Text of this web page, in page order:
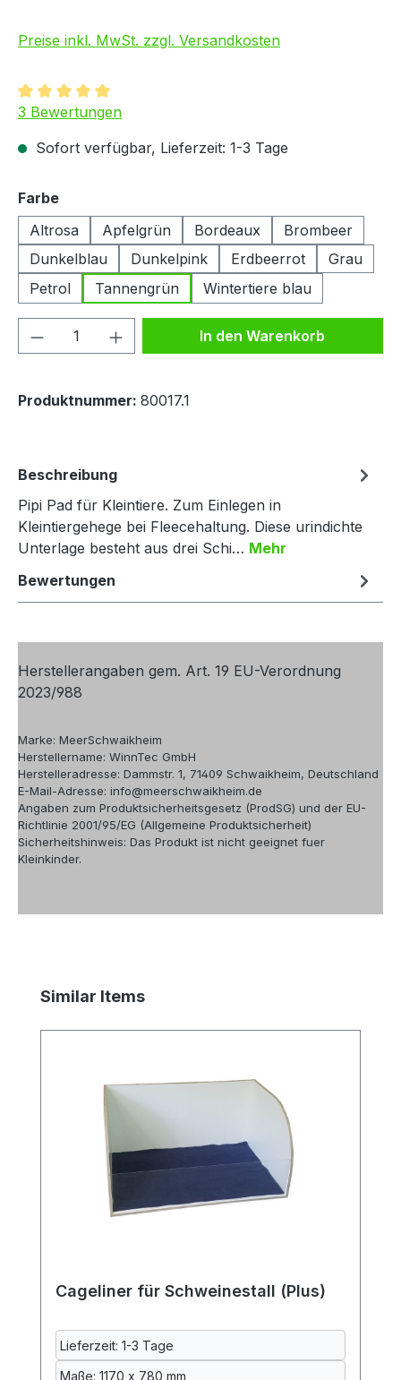
Preise inkl. MwSt. zzgl. Versandkosten
Durchschnittliche Bewertung von 5 von 5 Sternen
3 Bewertungen
Sofort verfügbar, Lieferzeit: 1-3 Tage
Farbeauswählen
Altrosa
Apfelgrün Bordeaux
Brombeer
Dunkelblau
Dunkelpink Erdbeerrot
Grau
Petrol
Tannengrün Wintertiere blau
Produkt Anzahl: Gib denIn den Warenkorb
Produktnummer: 80017.1
Beschreibung
Pipi Pad für Kleintiere. Zum Einlegen in
Kleintiergehege bei Fleecehaltung. Diese urindichte
Unterlage besteht aus drei Schi… Mehr
Bewertungen
Herstellerangaben gem. Art. 19 EU-Verordnung
2023/988
Marke: MeerSchwaikheim
Herstellername: WinnTec GmbH
Herstelleradresse: Dammstr. 1, 71409 Schwaikheim, Deutschland
E-Mail-Adresse: info@meerschwaikheim.de
Angaben zum Produktsicherheitsgesetz (ProdSG) und der EU-
Richtlinie 2001/95/EG (Allgemeine Produktsicherheit)
Sicherheitshinweis: Das Produkt ist nicht geeignet fuer
Kleinkinder.
Produktgalerie überspringen
Similar Items
Cageliner für Schweinestall (Plus)
Lieferzeit: 1-3 Tage
Maße: 1170 x 780 mm